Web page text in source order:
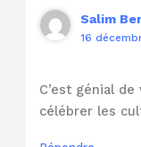
Salim
16
C’est génial
célébrer les